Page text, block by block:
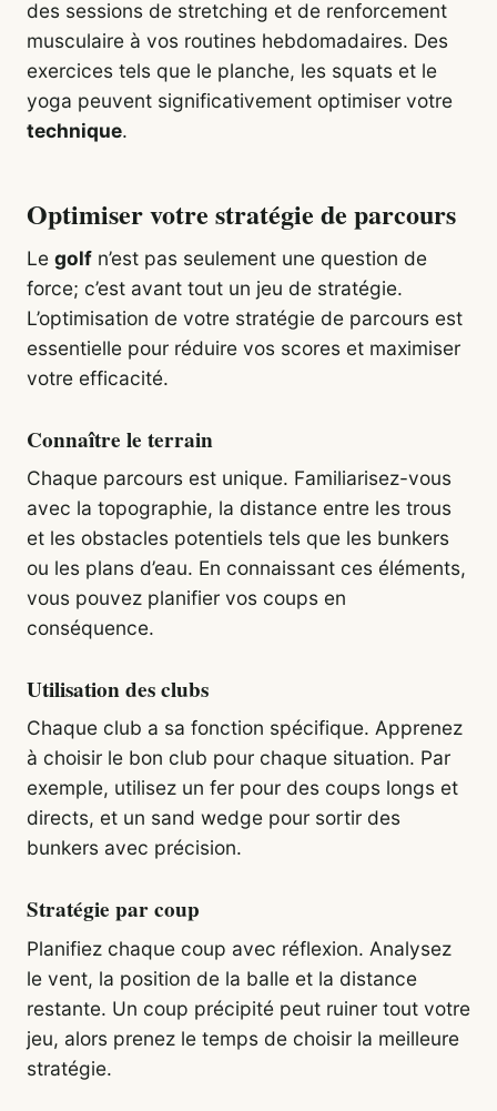
des sessions de stretching et de renforcement
musculaire à vos routines hebdomadaires. Des
exercices tels que le planche, les squats et le
yoga peuvent significativement optimiser votre
technique.
Optimiser votre stratégie de parcours
Le golf n’est pas seulement une question de
force; c’est avant tout un jeu de stratégie.
L’optimisation de votre stratégie de parcours est
essentielle pour réduire vos scores et maximiser
votre efficacité.
Connaître le terrain
Chaque parcours est unique. Familiarisez-vous
avec la topographie, la distance entre les trous
et les obstacles potentiels tels que les bunkers
ou les plans d’eau. En connaissant ces éléments,
vous pouvez planifier vos coups en
conséquence.
Utilisation des clubs
Chaque club a sa fonction spécifique. Apprenez
à choisir le bon club pour chaque situation. Par
exemple, utilisez un fer pour des coups longs et
directs, et un sand wedge pour sortir des
bunkers avec précision.
Stratégie par coup
Planifiez chaque coup avec réflexion. Analysez
le vent, la position de la balle et la distance
restante. Un coup précipité peut ruiner tout votre
jeu, alors prenez le temps de choisir la meilleure
stratégie.